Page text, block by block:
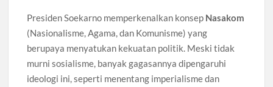
Presiden Soekarno memperkenalkan konsep Nasakom
(Nasionalisme, Agama, dan Komunisme) yang
berupaya menyatukan kekuatan politik. Meski tidak
murni sosialisme, banyak gagasannya dipengaruhi
ideologi ini, seperti menentang imperialisme dan